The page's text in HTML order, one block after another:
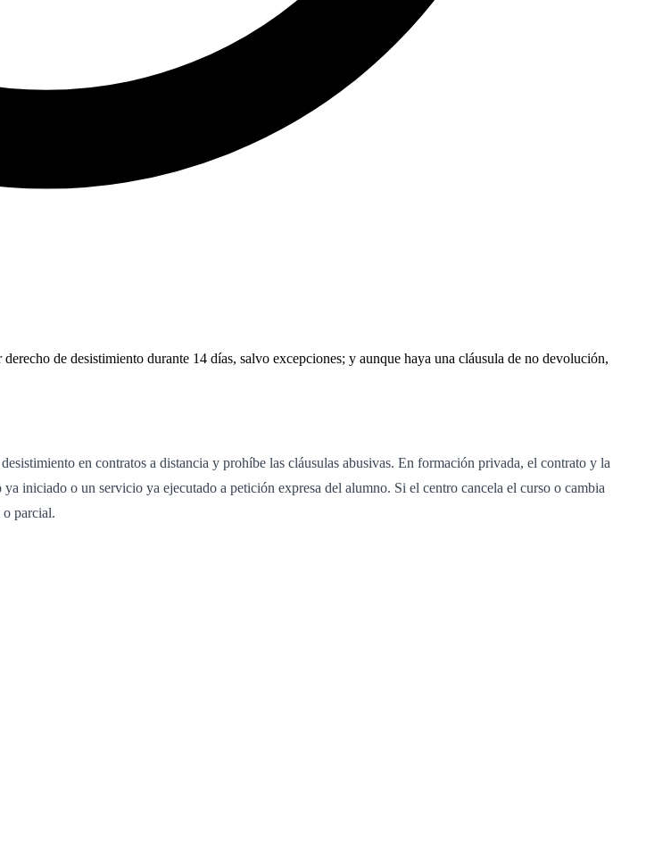
de desistimiento durante 14 días, salvo excepciones; y aunque haya una cláusula de no devolución,
en contratos a distancia y prohíbe las cláusulas abusivas. En formación privada, el contrato y la
iniciado o un servicio ya ejecutado a petición expresa del alumno. Si el centro cancela el curso o cambia
o parcial.